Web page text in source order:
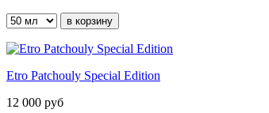
Etro Patchouly Special Edition
12 000 руб